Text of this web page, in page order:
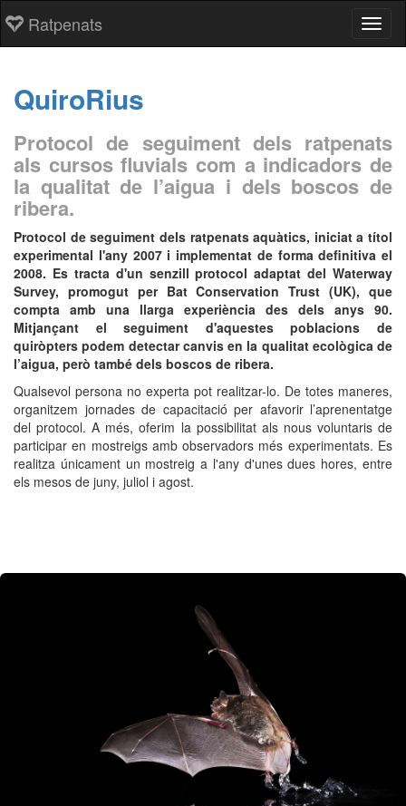
Ratpenats
QuiroRius
Protocol de seguiment dels ratpenats
als cursos fluvials com a indicadors de
la qualitat de l’aigua i dels boscos de
ribera.
Protocol de seguiment dels ratpenats aquàtics, iniciat a títol
experimental l'any 2007 i implementat de forma definitiva el
2008. Es tracta d'un senzill protocol adaptat del Waterway
Survey, promogut per Bat Conservation Trust (UK), que
compta amb una llarga experiència des dels anys 90.
Mitjançant el seguiment d'aquestes poblacions de
quiròpters podem detectar canvis en la qualitat ecològica de
l’aigua, però també dels boscos de ribera.
Qualsevol persona no experta pot realitzar-lo. De totes maneres,
organitzem jornades de capacitació per afavorir l’aprenentatge
del protocol. A més, oferim la possibilitat als nous voluntaris de
participar en mostreigs amb observadors més experimentats. Es
realitza únicament un mostreig a l'any d'unes dues hores, entre
els mesos de juny, juliol i agost.